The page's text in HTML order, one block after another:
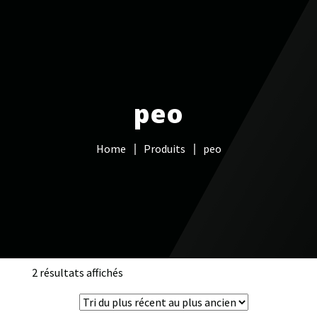
Câblage réseau
NAS
peo
Home Produits peo
2 résultats affichés
du